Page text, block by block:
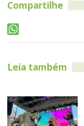
Compartilhe
Leia também